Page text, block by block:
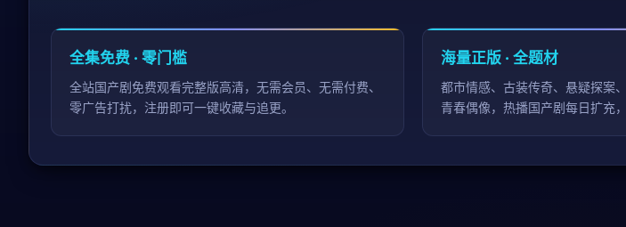
全集免费 · 零门槛
全站国产剧免费观看完整版高清，无需会员、无需付费、
零广告打扰，注册即可一键收藏与追更。
海量正版 · 全题材
都市情感、古装传奇、悬疑探案
青春偶像，热播国产剧每日扩充，